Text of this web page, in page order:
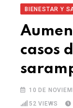
BIENESTAR Y
casos
10 DE
52 VIEWS